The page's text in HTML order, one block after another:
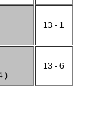
13 - 1
)
13 - 6